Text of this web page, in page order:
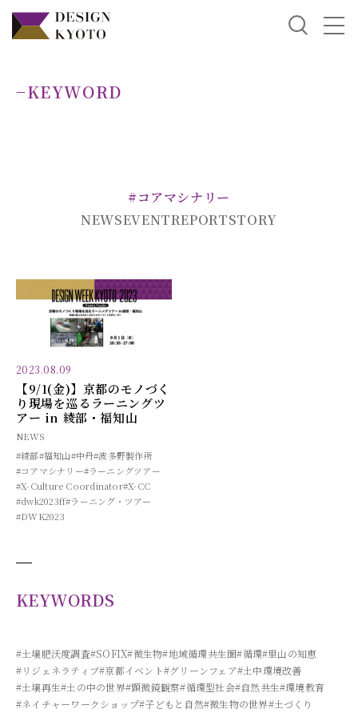
−KEYWORD
#コアマシナリー
NEWSEVENTREPORTSTORY
2023.08.09
【9/1(金)】京都のモノづく
り現場を巡るラーニングツ
アー in 綾部・福知山
NEWS
#綾部#福知山#中丹#波多野製作所
#コアマシナリー#ラーニングツアー
#X-Culture Coordinator#X-CC
#dwk2023ff#ラーニング・ツアー
#DWK2023
KEYWORDS
#土壌肥沃度調査#SOFIX#微生物#地域循環共生圏#循環#里山の知恵
#リジェネラティブ#京都イベント#グリーンフェア#土中環境改善
#土壌再生#土の中の世界#顕微鏡観察#循環型社会#自然共生#環境教育
#ネイチャーワークショップ#子どもと自然#微生物の世界#土づくり